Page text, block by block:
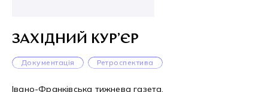
ЗАХІДНИЙ КУР’ЄР
Документація Ретроспектива
Івано-Франківська тижнева газета.